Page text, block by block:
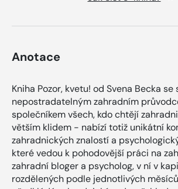
Anotace
Kniha Pozor, kvetu! od Svena Becka se
nepostradatelným zahradním
společníkem všech, kdo chtějí
větším klidem - nabízí totiž unikátní
zahradnických znalostí a
které vedou k pohodovější práci na
zahradní bloger a psycholog, v ní v
rozdělených podle jednotlivých